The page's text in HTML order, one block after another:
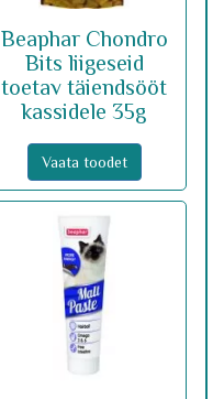
Beaphar Chondro
Bits liigeseid
toetav täiendsööt
kassidele 35g
Vaata toodet